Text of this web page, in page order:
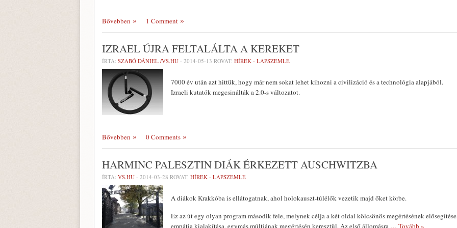
Bővebben 1 Comment
IZRAEL ÚJRA FELTALÁLTA A KEREKET
ÍRTA: SZABÓ DÁNIEL /VS.HU - 2014-05-13 ROVAT: HÍREK - LAPSZEMLE
7000 év után azt hittük, hogy már nem sokat lehet kihozni a civilizáció és a technológia alapjából.
Izraeli kutatók megcsinálták a 2.0-s változatot.
Bővebben 0 Comments
HARMINC PALESZTIN DIÁK ÉRKEZETT AUSCHWITZBA
ÍRTA: VS.HU - 2014-03-28 ROVAT: HÍREK - LAPSZEMLE
A diákok Krakkóba is ellátogatnak, ahol holokauszt-túlélők vezetik majd őket körbe.
Ez az út egy olyan program második fele, melynek célja a két oldal kölcsönös megértésének
empátia kialakítása, egymás múltjának megértésén keresztül. Az első állomásra … Tovább »